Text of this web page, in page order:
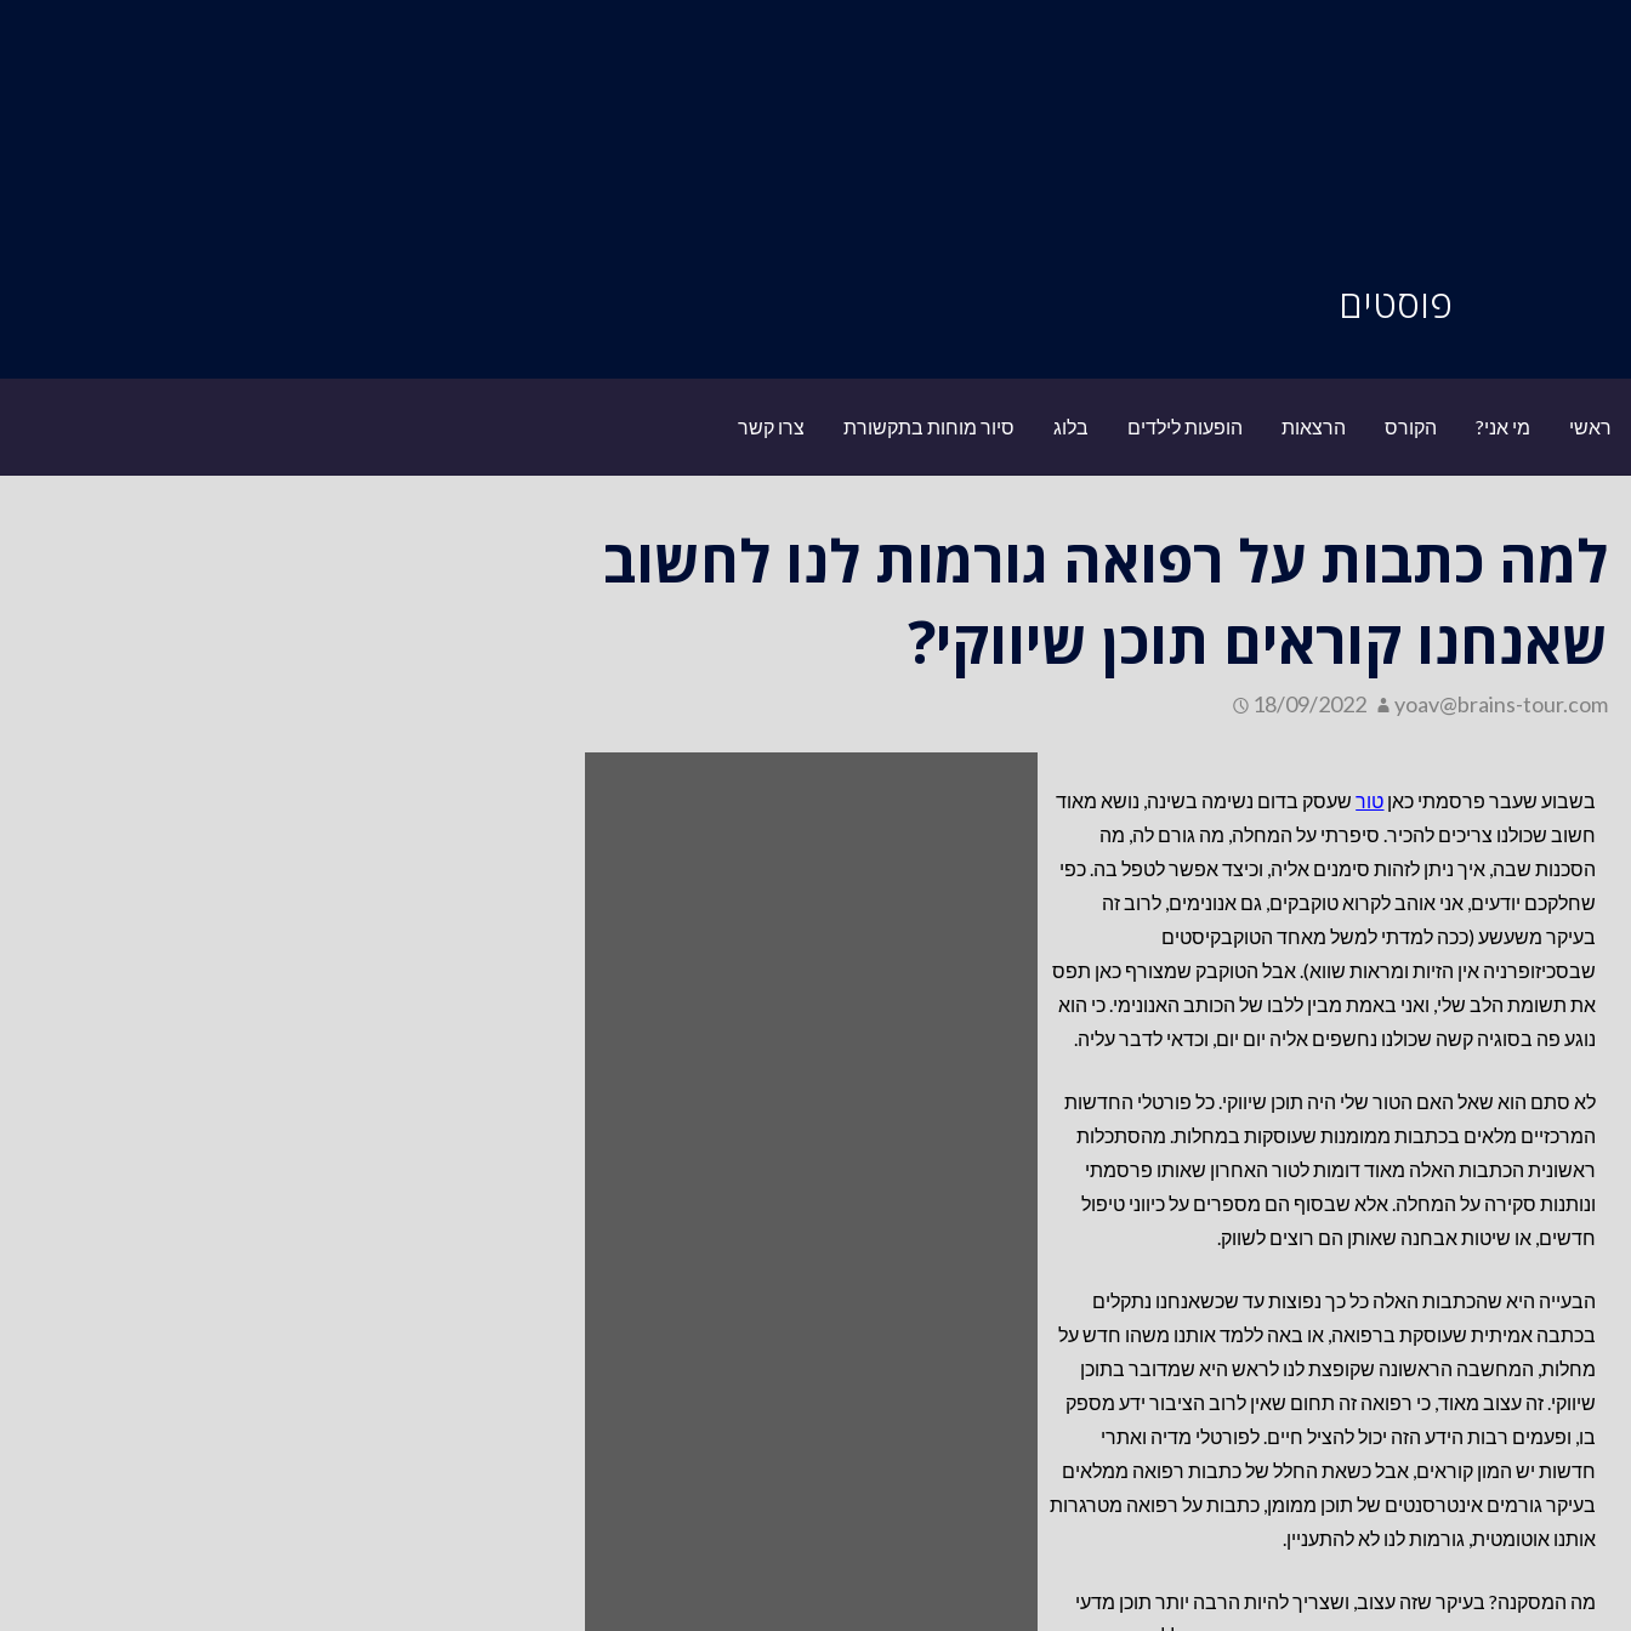
פוסטים
ראשי מי אני? הקורס הרצאות הופעות לילדים בלוג סיור מוחות בתקשורת צרו קשר
למה כתבות על רפואה גורמות לנו לחשוב
שאנחנו קוראים תוכן שיווקי?
18/09/2022 yoav@brains-tour.com
בשבוע שעבר פרסמתי כאן טורשעסק בדום נשימה בשינה, נושא מאוד
חשוב שכולנו צריכים להכיר. סיפרתי על המחלה, מה גורם לה, מה
הסכנות שבה, איך ניתן לזהות סימנים אליה, וכיצד אפשר לטפל בה. כפי
שחלקכם יודעים, אני אוהב לקרוא טוקבקים, גם אנונימים, לרוב זה
בעיקר משעשע (ככה למדתי למשל מאחד הטוקבקיסטים
שבסכיזופרניה אין הזיות ומראות שווא). אבל הטוקבק שמצורף כאן תפס
את תשומת הלב שלי, ואני באמת מבין ללבו של הכותב האנונימי. כי הוא
נוגע פה בסוגיה קשה שכולנו נחשפים אליה יום יום, וכדאי לדבר עליה.
לא סתם הוא שאל האם הטור שלי היה תוכן שיווקי. כל פורטלי החדשות
המרכזיים מלאים בכתבות ממומנות שעוסקות במחלות. מהסתכלות
ראשונית הכתבות האלה מאוד דומות לטור האחרון שאותו פרסמתי
ונותנות סקירה על המחלה. אלא שבסוף הם מספרים על כיווני טיפול
חדשים, או שיטות אבחנה שאותן הם רוצים לשווק.
הבעייה היא שהכתבות האלה כל כך נפוצות עד שכשאנחנו נתקלים
בכתבה אמיתית שעוסקת ברפואה, או באה ללמד אותנו משהו חדש על
מחלות, המחשבה הראשונה שקופצת לנו לראש היא שמדובר בתוכן
שיווקי. זה עצוב מאוד, כי רפואה זה תחום שאין לרוב הציבור ידע מספק
בו, ופעמים רבות הידע הזה יכול להציל חיים. לפורטלי מדיה ואתרי
חדשות יש המון קוראים, אבל כשאת החלל של כתבות רפואה ממלאים
בעיקר גורמים אינטרסנטים של תוכן ממומן, כתבות על רפואה מטרגרות
אותנו אוטומטית, גורמות לנו לא להתעניין.
מה המסקנה? בעיקר שזה עצוב, ושצריך להיות הרבה יותר תוכן מדעי